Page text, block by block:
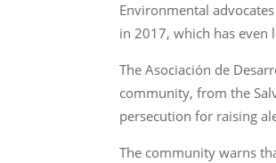
Environmental
in 2017, which has even
The Asociación de
community, from the
persecution for raising
The community warns